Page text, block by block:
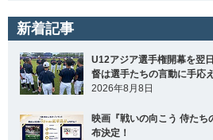
新着記事
U12アジア選手権開幕を翌
督は選手たちの言動に手応え
2026年8月8日
映画『戦いの向こう 侍たち
布決定！